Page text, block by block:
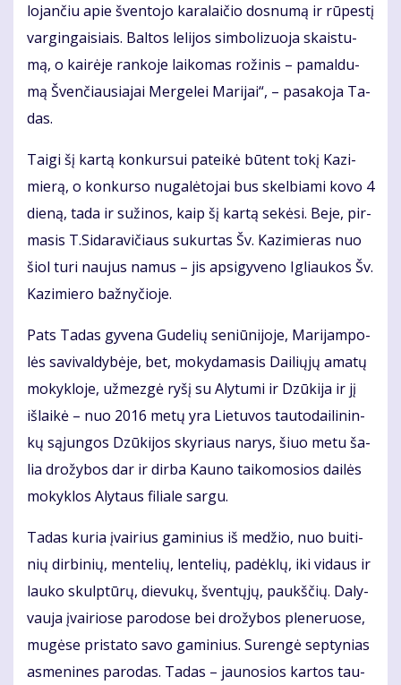
lo­jan­čiu apie šven­to­jo ka­ra­lai­čio dos­nu­mą ir rū­pes­tį
var­gin­gai­siais. Bal­tos le­li­jos sim­bo­li­zuo­ja skais­tu­
mą, o kai­rė­je ran­ko­je lai­ko­mas ro­ži­nis – pa­mal­du­
mą Šven­čiau­sia­jai Mer­ge­lei Ma­ri­jai“, – pa­sa­ko­ja Ta­
das.
Tai­gi šį kar­tą kon­kur­sui pa­tei­kė bū­tent to­kį Ka­zi­
mie­rą, o kon­kur­so nu­ga­lė­to­jai bus skel­bia­mi ko­vo 4
die­ną, ta­da ir su­ži­nos, kaip šį kar­tą se­kė­si. Be­je, pir­
ma­sis T.Si­da­ra­vi­čiaus su­kur­tas Šv. Ka­zi­mie­ras nuo
šiol tu­ri nau­jus na­mus – jis ap­si­gy­ve­no Ig­liau­kos Šv.
Ka­zi­mie­ro baž­ny­čio­je.
Pats Ta­das gy­ve­na Gu­de­lių se­niū­ni­jo­je, Ma­ri­jam­po­
lės sa­vi­val­dy­bė­je, bet, mo­ky­da­ma­sis Dai­lių­jų ama­tų
mo­kyk­lo­je, už­mez­gė ry­šį su Aly­tu­mi ir Dzū­ki­ja ir jį
iš­lai­kė – nuo 2016 me­tų yra Lie­tu­vos tau­to­dai­li­nin­
kų są­jun­gos Dzū­ki­jos sky­riaus na­rys, šiuo me­tu ša­
lia dro­žy­bos dar ir dir­ba Kau­no tai­ko­mo­sios dai­lės
mo­kyk­los Aly­taus fi­lia­le sar­gu.
Ta­das ku­ria įvai­rius ga­mi­nius iš me­džio, nuo bui­ti­
nių dir­bi­nių, men­te­lių, len­te­lių, pa­dėk­lų, iki vi­daus ir
lau­ko skulp­tū­rų, die­vu­kų, šven­tų­jų, paukš­čių. Da­ly­
vau­ja įvai­rio­se pa­ro­do­se bei dro­žy­bos ple­ne­ruo­se,
mu­gė­se pri­sta­to sa­vo ga­mi­nius. Su­ren­gė sep­ty­nias
as­me­ni­nes pa­ro­das. Ta­das – jau­no­sios kar­tos tau­